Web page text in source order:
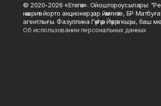
© 2020-2026 «Етегән». Ойоштороусылары:
нәшриәт йорто акционерҙар йәмғиәте, БР
агентлығы. Фазуллина Гәүһәр Йәүҙәт ҡыҙы, баш
Об использовании персональных данных